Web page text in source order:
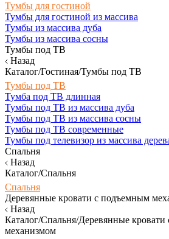
Тумбы для гостиной
Тумбы для гостиной из массива
Тумбы из массива дуба
Тумбы из массива сосны
Тумбы под ТВ
Назад
Каталог/Гостиная/Тумбы под ТВ
Тумбы под ТВ
Тумба под ТВ длинная
Тумбы под ТВ из массива дуба
Тумбы под ТВ из массива сосны
Тумбы под ТВ современные
Тумбы под телевизор из массива
Спальня
Назад
Каталог/Спальня
Спальня
Деревянные кровати с подъемным
Назад
Каталог/Спальня/Деревянные
механизмом